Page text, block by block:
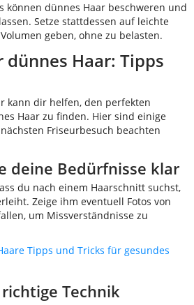
können dünnes Haar beschweren und
Setze stattdessen auf leichte
geben, ohne zu belasten.
Haar: Tipps
kann dir helfen, den perfekten
Haar zu finden. Hier sind einige
Friseurbesuch beachten
deine Bedürfnisse klar
du nach einem Haarschnitt suchst,
Zeige ihm eventuell Fotos von
um Missverständnisse zu
Tipps und Tricks für gesundes
Technik